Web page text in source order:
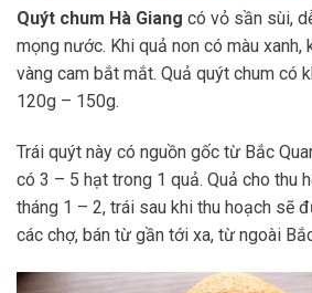
Quýt chum Hà Giang có vỏ sần sùi,
mọng nước. Khi quả non có màu xanh,
vàng cam bắt mắt. Quả quýt chum có
120g – 150g.
Trái quýt này có nguồn gốc từ Bắc
có 3 – 5 hạt trong 1 quả. Quả cho thu
tháng 1 – 2, trái sau khi thu hoạch sẽ
các chợ, bán từ gần tới xa, từ ngoài